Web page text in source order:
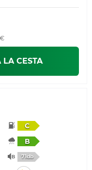
CESTA
C
B
71db